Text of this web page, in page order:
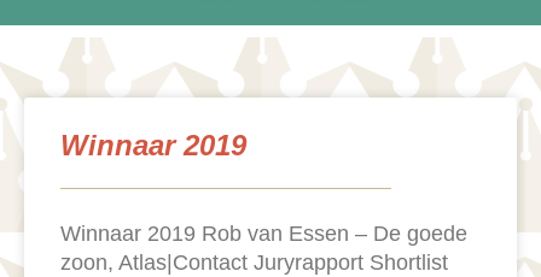
Winnaar 2019
Winnaar 2019 Rob van Essen – De goede
zoon, Atlas|Contact Juryrapport Shortlist